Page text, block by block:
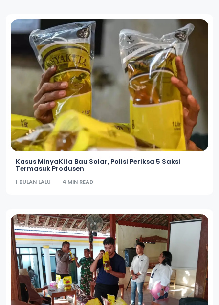
Kasus MinyaKita Bau Solar, Polisi Periksa 5 Saksi
Termasuk Produsen
1 BULAN LALU 4 MIN READ